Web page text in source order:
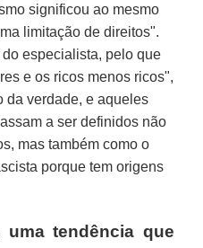
significou ao mesmo
limitação de direitos".
especialista, pelo que
e os ricos menos ricos",
da verdade, e aqueles
a ser definidos não
mas também como o
porque tem origens
uma tendência que